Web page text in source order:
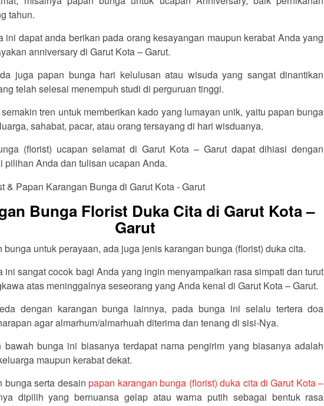
tahun.
ini dapat anda berikan pada orang kesayangan maupun kerabat Anda yang
anniversary di Garut Kota – Garut.
juga papan bunga hari kelulusan atau wisuda yang sangat dinantikan
telah selesai menempuh studi di perguruan tinggi.
tren untuk memberikan kado yang lumayan unik, yaitu papan bunga
sahabat, pacar, atau orang tersayang di hari wisduanya.
(florist) ucapan selamat di Garut Kota – Garut dapat dihiasi dengan
pilihan Anda dan tulisan ucapan Anda.
Bunga Florist Duka Cita di Garut Kota –
Garut
bunga untuk perayaan, ada juga jenis karangan bunga (florist) duka cita.
ini sangat cocok bagi Anda yang ingin menyampaikan rasa simpati dan turut
atas meninggalnya seseorang yang Anda kenal di Garut Kota – Garut.
dengan karangan bunga lainnya, pada bunga ini selalu tertera doa
agar almarhum/almarhuah diterima dan tenang di sisi-Nya.
bawah bunga ini biasanya terdapat nama pengirim yang biasanya adalah
maupun kerabat dekat.
bunga serta desainpapan karangan bunga (florist) duka cita di Garut Kota –
dipilih yang bernuansa gelap atau warna putih sebagai bentuk rasa